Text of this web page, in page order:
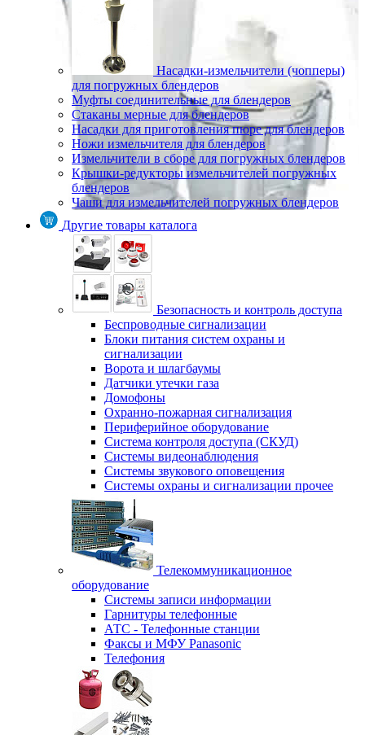
Насадки-измельчители (чопперы)
для погружных блендеров
Муфты соединительные для блендеров
Стаканы мерные для блендеров
Насадки для приготовления пюре для блендеров
Ножи измельчителя для блендеров
Измельчители в сборе для погружных блендеров
Крышки-редукторы измельчителей погружных
блендеров
Чаши для измельчителей погружных блендеров
Другие товары каталога
Безопасность и контроль доступа
Беспроводные сигнализации
Блоки питания систем охраны и
сигнализации
Ворота и шлагбаумы
Датчики утечки газа
Домофоны
Охранно-пожарная сигнализация
Периферийное оборудование
Система контроля доступа (СКУД)
Системы видеонаблюдения
Системы звукового оповещения
Системы охраны и сигнализации прочее
Телекоммуникационное
оборудование
Системы записи информации
Гарнитуры телефонные
АТС - Телефонные станции
Факсы и МФУ Panasonic
Телефония